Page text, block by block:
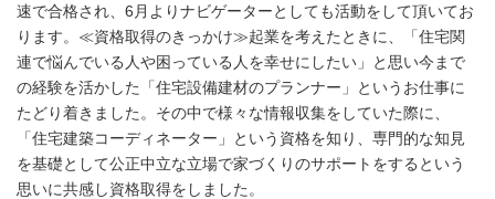
速で合格され、6月よりナビゲーターとしても活動をして頂いてお
ります。≪資格取得のきっかけ≫起業を考えたときに、「住宅関
連で悩んでいる人や困っている人を幸せにしたい」と思い今まで
の経験を活かした「住宅設備建材のプランナー」というお仕事に
たどり着きました。その中で様々な情報収集をしていた際に、
「住宅建築コーディネーター」という資格を知り、専門的な知見
を基礎として公正中立な立場で家づくりのサポートをするという
思いに共感し資格取得をしました。